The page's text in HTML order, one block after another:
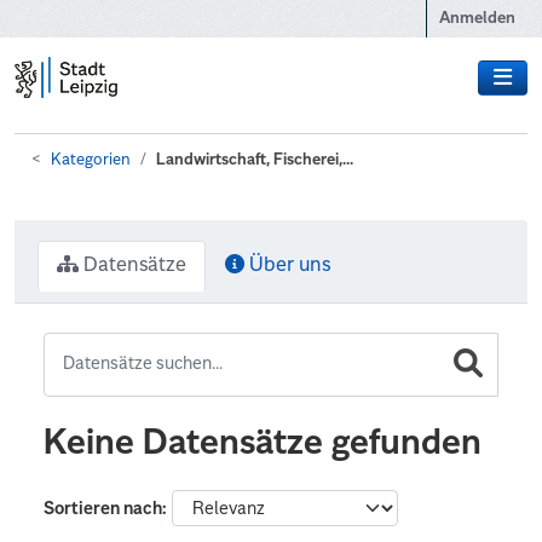
Anmelden
Kategorien Landwirtschaft, Fischerei,...
Datensätze Über uns
Keine Datensätze gefunden
Sortieren nach